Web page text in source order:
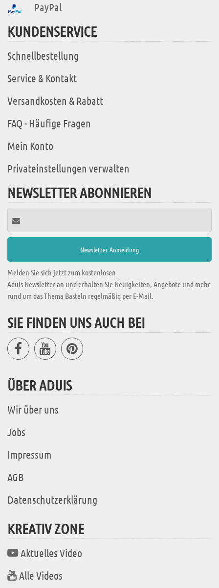
PayPal
KUNDENSERVICE
Schnellbestellung
Service & Kontakt
Versandkosten & Rabatt
FAQ - Häufige Fragen
Mein Konto
Privateinstellungen verwalten
NEWSLETTER ABONNIEREN
Melden Sie sich jetzt zum kostenlosen
Aduis Newsletter an und erhalten Sie Neuigkeiten, Angebote und mehr
rund um das Thema Basteln regelmäßig per E-Mail.
SIE FINDEN UNS AUCH BEI
ÜBER ADUIS
Wir über uns
Jobs
Impressum
AGB
Datenschutzerklärung
KREATIV ZONE
Aktuelles Video
Alle Videos